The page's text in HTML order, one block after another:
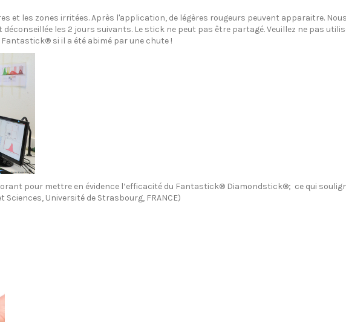
et les zones irritées. Après l'application, de légères rougeurs peuvent apparaitre.
déconseillée les 2 jours suivants. Le stick ne peut pas être partagé. Veuillez ne pas
si il a été abimé par une chute !
pour mettre en évidence l’efficacité du Fantastick® Diamondstick®; ce qui
Sciences, Université de Strasbourg, FRANCE)